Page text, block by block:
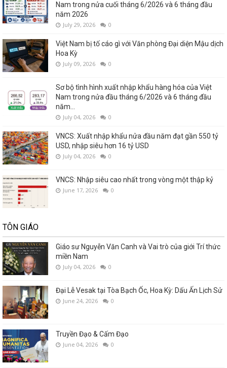
Nam trong nửa cuối tháng 6/2026 và 6 tháng đầu
năm 2026
July 29, 2026 0
Việt Nam bị tố cáo gì với Văn phòng Đại diện Mậu dịch
Hoa Kỳ
July 09, 2026 0
Sơ bộ tình hình xuất nhập khẩu hàng hóa của Việt
Nam trong nửa đầu tháng 6/2026 và 6 tháng đầu
năm...
July 04, 2026 0
VNCS: Xuất nhập khẩu nửa đầu năm đạt gần 550 tỷ
USD, nhập siêu hơn 16 tỷ USD
July 04, 2026 0
VNCS: Nhập siêu cao nhất trong vòng một thập kỷ
June 17, 2026 0
TÔN GIÁO
Giáo sư Nguyễn Văn Canh và Vai trò của giới Trí thức
miền Nam
July 04, 2026 0
Đại Lễ Vesak tại Tòa Bạch Ốc, Hoa Kỳ: Dấu Ấn Lịch Sử
June 24, 2026 0
Truyền Đạo & Cấm Đạo
June 04, 2026 0